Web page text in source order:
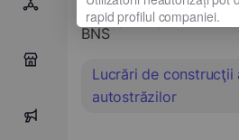
Tipul principal de
BNS
Lucrări de construcţii
autostrăzilor